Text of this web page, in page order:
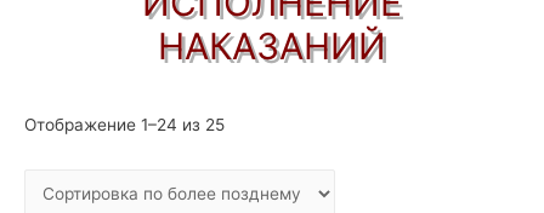
НАКАЗАНИЙ
Отображение 1–24 из 25